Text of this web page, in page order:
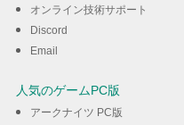
オンライン技術サポート
Discord
Email
人気のゲームPC版
アークナイツ PC版